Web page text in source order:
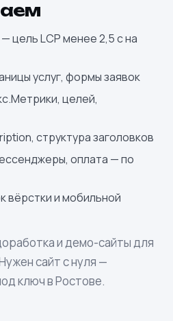
цель LCP менее 2,5 с на
услуг, формы заявок
целей,
структура заголовков
оплата — по
вёрстки и мобильной
и демо-сайты для
сайт с нуля —
ключ в Ростове.